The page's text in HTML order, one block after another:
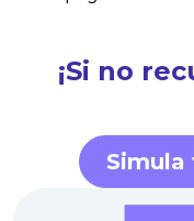
¡Si no